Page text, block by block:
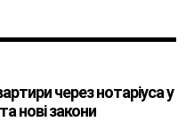
через нотаріуса у
нові закони